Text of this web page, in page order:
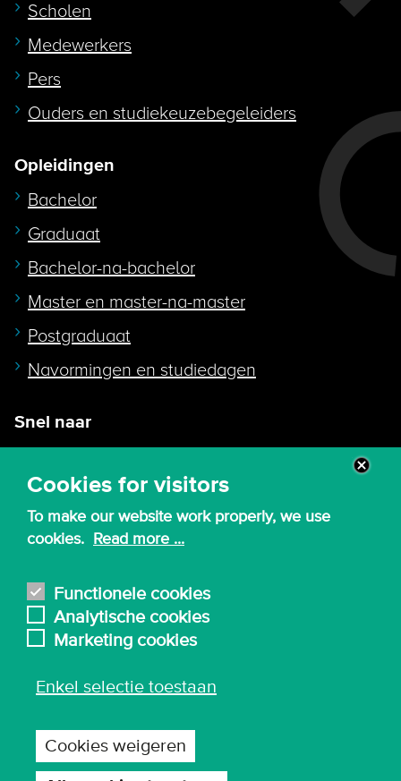
Cookies for visitors
To make our website work properly, we use
cookies. Read more ...
Functionele cookies
Analytische cookies
Marketing cookies
Enkel selectie toestaan
Cookies weigeren
Scholen
Medewerkers
Pers
Ouders en studiekeuzebegeleiders
Opleidingen
Bachelor
Graduaat
Bachelor-na-bachelor
Master en master-na-master
Postgraduaat
Navormingen en studiedagen
Snel naar
Webmail
Canvas
Bibliotheek
English
Algemene inkoopvoorwaarden
Gebruiksvoorwaarden en privacy
Privacy-instellingen